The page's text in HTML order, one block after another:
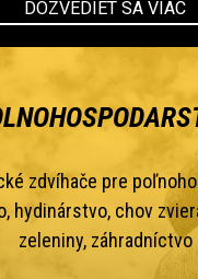
DOZVEDIET SA VIAC
zdvíhače pre
hydinárstvo, chov
zeleniny, záhradníctvo